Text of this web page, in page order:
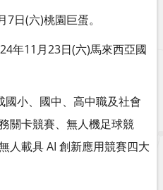
日(六)桃園巨蛋。
年11月23日(六)馬來西亞國
小、國中、高中職及社會
關卡競賽、無人機足球競
人載具 AI 創新應用競賽四大